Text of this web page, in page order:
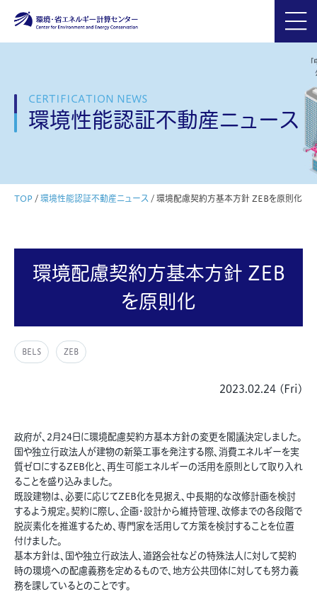
CERTIFICATION NEWS
環境性能認証不動産ニュース
TOP / 環境性能認証不動産ニュース / 環境配慮契約方基本方針 ZEBを原則化
環境配慮契約方基本方針 ZEB
を原則化
BELS ZEB
2023.02.24 (Fri)
政府が、2月24日に環境配慮契約方基本方針の変更を閣議決定しました。
国や独立行政法人が建物の新築工事を発注する際、消費エネルギーを実
質ゼロにするZEB化と、再生可能エネルギーの活用を原則として取り入れ
ることを盛り込みました。
既設建物は、必要に応じてZEB化を見据え、中長期的な改修計画を検討
するよう規定。契約に際し、企画・設計から維持管理、改修までの各段階で
脱炭素化を推進するため、専門家を活用して方策を検討することを位置
付けました。
基本方針は、国や独立行政法人、道路会社などの特殊法人に対して契約
時の環境への配慮義務を定めるもので、地方公共団体に対しても努力義
務を課しているとのことです。